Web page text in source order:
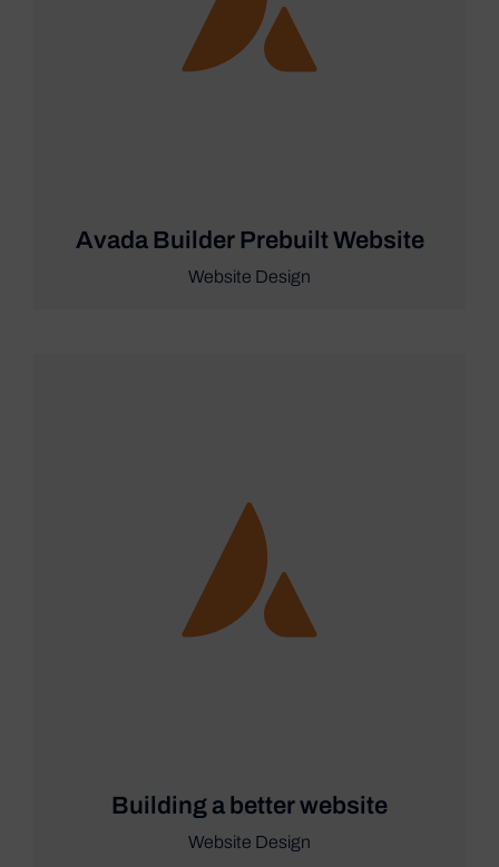
Avada Builder Prebuilt Website
Website Design
Building a better website
Website Design